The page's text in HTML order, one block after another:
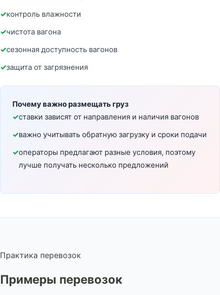
контроль влажности
чистота вагона
сезонная доступность вагонов
защита от загрязнения
Почему важно размещать груз
ставки зависят от направления и наличия вагонов
важно учитывать обратную загрузку и сроки подачи
операторы предлагают разные условия, поэтому
лучше получать несколько предложений
Практика перевозок
Примеры перевозок